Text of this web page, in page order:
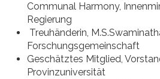
Communal Harmony,
Regierung
Treuhänderin,
Forschungsgemeinschaft
Geschätztes Mitglied,
Provinzuniversität